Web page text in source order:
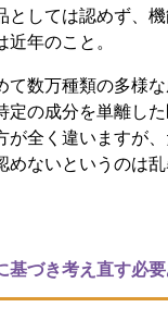
としては認めず、
年のこと。
て数万種類の多様
定の成分を単離し
が全く違いますが、
めないというのは
基づき考え直す必要